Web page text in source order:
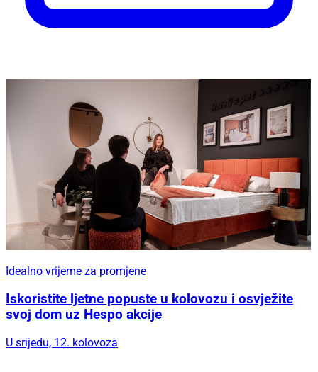
Idealno vrijeme za promjene
Iskoristite ljetne popuste u kolovozu i osvježite
svoj dom uz Hespo akcije
U srijedu, 12. kolovoza